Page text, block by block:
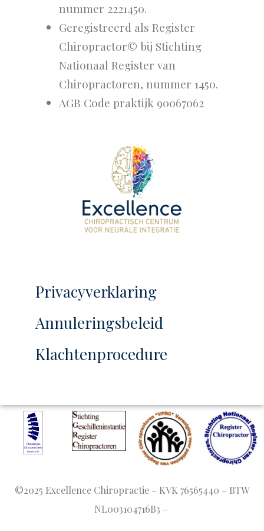
nummer 2221450.
Geregistreerd als Register
Chiropractor© bij Stichting
Nationaal Register van
Chiropractoren, nummer 1450.
AGB Code praktijk 90067062
Privacyverklaring
Annuleringsbeleid
Klachtenprocedure
©2025 Excellence Chiropractie – KVK 76565440 – BTW
NL003104716B3 –